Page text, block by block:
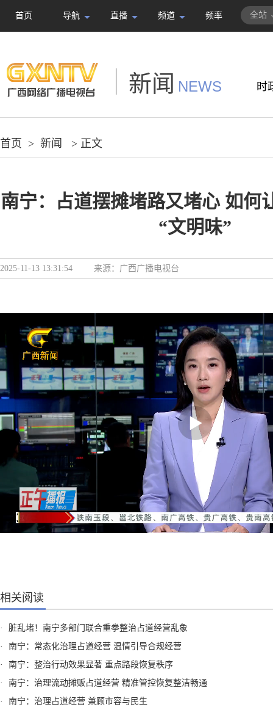
首页 导航 直播 频道 频率 全站
新闻 NEWS 时
首页 > 新闻 > 正文
南宁：占道摆摊堵路又堵心 如何
“文明味”
2025-11-13 13:31:54 来源： 广西广播电视台
相关阅读
·
脏乱堵！南宁多部门联合重拳整治占道经营乱象
·
南宁：常态化治理占道经营 温情引导合规经营
·
南宁：整治行动效果显著 重点路段恢复秩序
·
南宁：治理流动摊贩占道经营 精准管控恢复整洁畅通
·
南宁：治理占道经营 兼顾市容与民生